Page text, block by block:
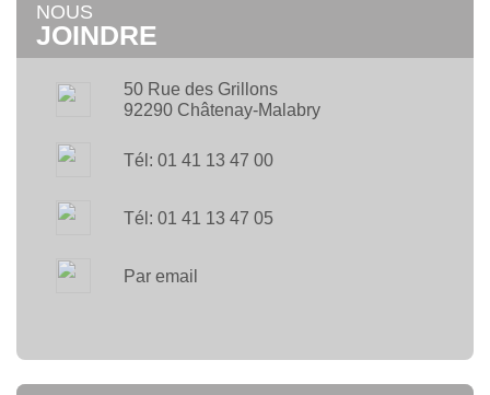
NOUS
JOINDRE
50 Rue des Grillons
92290 Châtenay-Malabry
Tél: 01 41 13 47 00
Tél: 01 41 13 47 05
Par email